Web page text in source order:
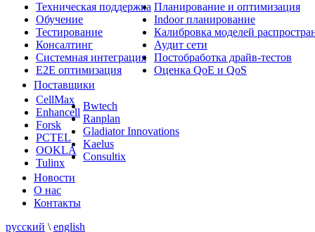
Техническая поддержка
Обучение
Тестирование
Консалтинг
Системная интеграция
E2E оптимизация
Планирование и оптимизация
Indoor планирование
Калибровка моделей
Аудит сети
Постобработка драйв-тестов
Оценка QoE и QoS
Поставщики
CellMax
Enhancell
Forsk
PCTEL
OOKLA
Tulinx
Bwtech
Ranplan
Gladiator Innovations
Kaelus
Consultix
Новости
О нас
Контакты
русский \ english